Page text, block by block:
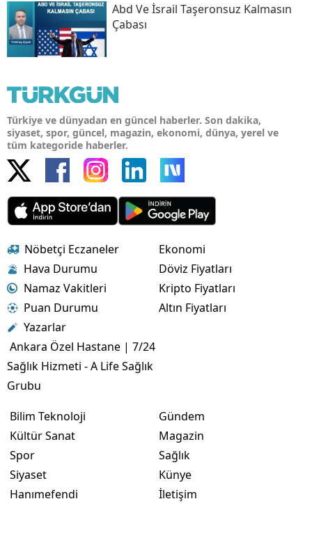
Abd Ve İsrail Taşeronsuz Kalmasın
Çabası
Türkiye ve dünyadan en güncel haberler. Son dakika,
siyaset, spor, güncel, magazin, ekonomi, dünya, yerel ve
tüm kategoride haberler.
Nöbetçi Eczaneler
Hava Durumu
Namaz Vakitleri
Puan Durumu
Yazarlar
Ankara Özel Hastane | 7/24
Sağlık Hizmeti - A Life Sağlık
Grubu
Ekonomi
Döviz Fiyatları
Kripto Fiyatları
Altın Fiyatları
Bilim Teknoloji
Kültür Sanat
Spor
Siyaset
Hanımefendi
Gündem
Magazin
Sağlık
Künye
İletişim